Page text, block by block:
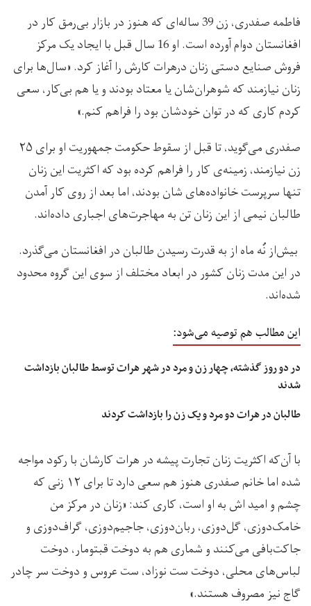
فاطمه صفدری، زن 39 ساله‌ا‌ی که هنوز در بازار بی‌رمق کار در
افغانستان دوام آورده است. او 16 سال قبل با ایجاد یک مرکز
فروش صنایع دستی زنان درهرات کارش را آغاز کرد. «سال‌ها برای
زنان نیازمند که شوهران‌‌شان یا معتاد بودند و یا هم ‌بی‌کار، سعی
کردم کاری که در توان خودشان بود را فراهم کنم.»
صفدری می‌گوید، تا قبل از سقوط حکومت جمهوریت او برای ۲۵
زن نیازمند، زمینه‌ی کار را فراهم کرده بود که اکثریت این زنان
تنها سرپرست‌ خانواده‌های شان بودند، اما بعد از روی کار آمدن
طالبان نیمی از این زنان تن به مهاجرت‌های اجباری داده‌اند.
بیش‌از نُه ماه از به قدرت رسیدن طالبان در افغانستان می‌گذرد.
در این مدت زنان کشور در ابعاد مختلف از سوی این گروه محدود
شده‌اند.
این مطالب هم توصیه می‌شود:
در دو روز گذشته، چهار زن و مرد در شهر هرات توسط طالبان بازداشت
شدند
طالبان در هرات دو مرد و یک زن را بازداشت کردند
با آن‌که اکثریت زنان تجارت‌ پیشه در هرات کارشان با رکود مواجه
شده اما خانم صفدری هنوز هم سعی دارد تا برای ۱۲ زنی که
چشم و امید اش به او است، کاری کند: «زنان در مرکز من
خامک‌دوزی، گل‌دوزی، ربان‌دوزی، جاجیم‌دوزی، گراف‌دوزی و
جاکت‌بافی می‌کنند و شماری هم به دوخت قبتومار، دوخت
لباس‌های محلی، دوخت ست نوزاد، ست عروس و دوخت سر چادر
گاج نیز مصروف هستند.»